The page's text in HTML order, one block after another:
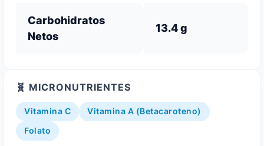
Carbohidratos
Netos
13.4 g
🧬 MICRONUTRIENTES
Vitamina C Vitamina A (Betacaroteno)
Folato